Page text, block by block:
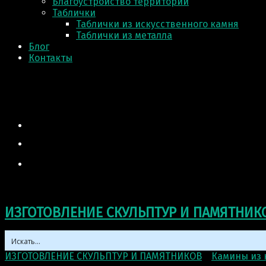
Таблички
Таблички из искусственного камня
Таблички из металла
Блог
Контакты
ИЗГОТОВЛЕНИЕ СКУЛЬПТУР И
ИЗГОТОВЛЕНИЕ СКУЛЬПТУР И ПАМЯТНИКОВ Камины из